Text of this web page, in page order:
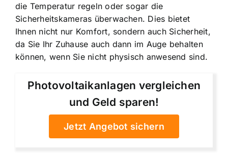
die Temperatur regeln oder sogar die
Sicherheitskameras überwachen. Dies bietet
Ihnen nicht nur Komfort, sondern auch Sicherheit,
da Sie Ihr Zuhause auch dann im Auge behalten
können, wenn Sie nicht physisch anwesend sind.
Photovoltaikanlagen vergleichen
und Geld sparen!
Jetzt Angebot sichern